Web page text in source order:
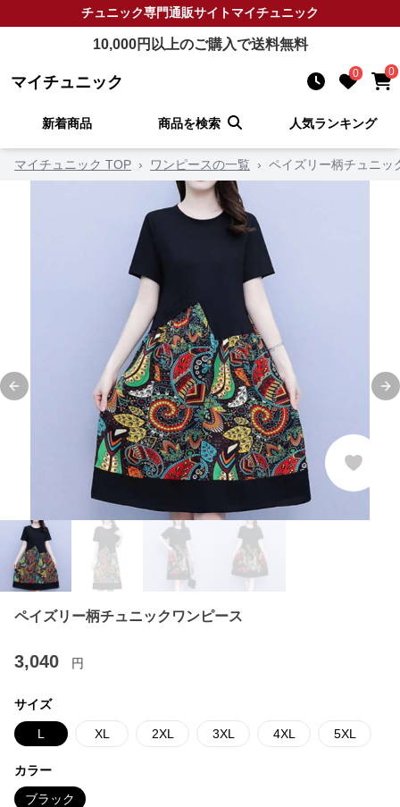
チュニック専門通販サイトマイチュニック
10,000円以上のご購入で送料無料
マイチュニック 0 0
新着商品 商品を検索 人気ランキング
マイチュニック TOP › ワンピースの一覧 › ペイズリー柄チュニッ
Previous slide
ペイズリー柄チュニックワンピース
3,040 円
サイズ
L XL 2XL 3XL 4XL 5XL
カラー
ブラック